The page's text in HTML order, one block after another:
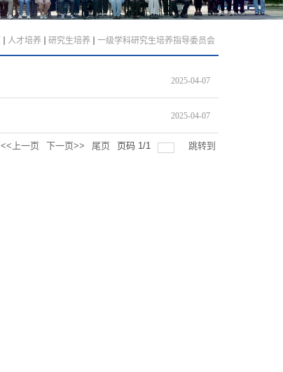
人才培养 研究生培养 一级学科研究生培养指导委员会
2025-04-07
2025-04-07
<<上一页 下一页>> 尾页 页码 1/1 跳转到